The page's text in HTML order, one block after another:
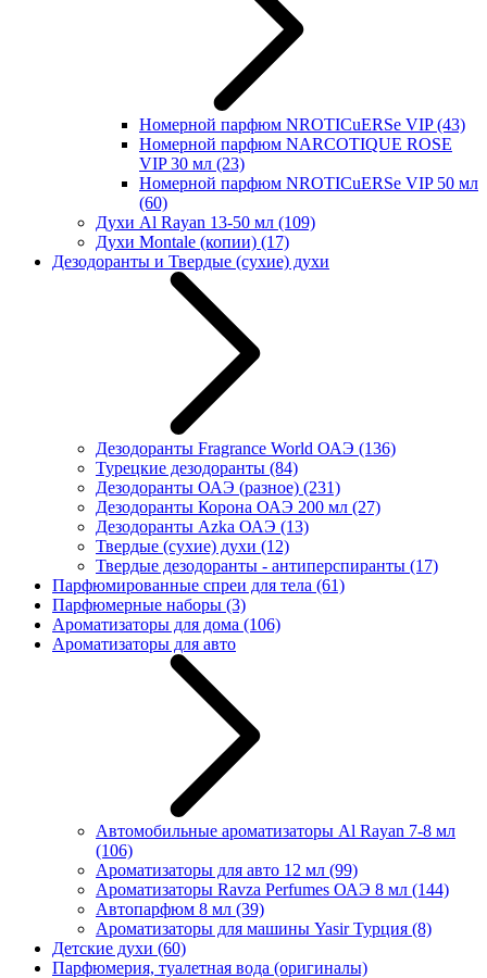
Номерной парфюм NROTICuERSe VIP(43)
Номерной парфюм NARCOTIQUE ROSE
VIP 30 мл (23)
Номерной парфюм NROTICuERSe VIP 50 мл
(60)
Духи Al Rayan 13-50 мл (109)
Духи Montale (копии) (17)
Дезодоранты и Твердые (сухие) духи
Дезодоранты Fragrance World ОАЭ (136)
Турецкие дезодоранты (84)
Дезодоранты ОАЭ (разное) (231)
Дезодоранты Корона ОАЭ 200 мл (27)
Дезодоранты Azka ОАЭ (13)
Твердые (сухие) духи (12)
Твердые дезодоранты - антиперспиранты (17)
Парфюмированные спреи для тела (61)
Парфюмерные наборы (3)
Ароматизаторы для дома (106)
Ароматизаторы для авто
Автомобильные ароматизаторы Al Rayan 7-8 мл
(106)
Ароматизаторы для авто 12 мл (99)
Ароматизаторы Ravza Perfumes ОАЭ 8 мл (144)
Автопарфюм 8 мл (39)
Ароматизаторы для машины Yasir Турция (8)
Детские духи (60)
Парфюмерия, туалетная вода (оригиналы)